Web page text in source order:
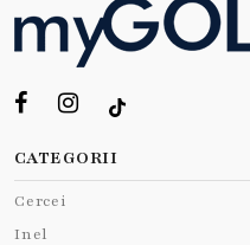
CATEGORII
Cercei
Inel